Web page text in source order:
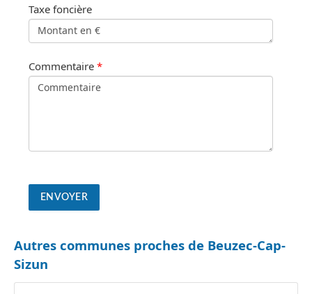
Taxe foncière
Commentaire *
Autres communes proches de Beuzec-Cap-
Sizun